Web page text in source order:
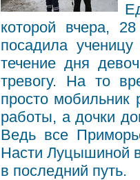
которой вчера,
посадила
течение дня
тревогу. На то
просто мобильник
работы, а дочки
Ведь все
Насти Луцышиной
в последний путь.